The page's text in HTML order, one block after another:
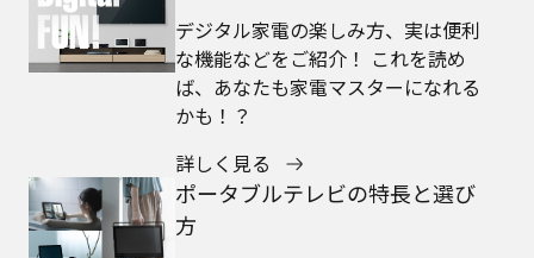
デジタル家電の楽しみ方、実は便利
な機能などをご紹介！ これを読め
ば、あなたも家電マスターになれる
かも！？
詳しく見る
ポータブルテレビの特長と選び
方